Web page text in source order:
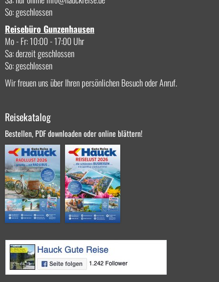
So: geschlossen
Reisebüro Gunzenhausen
Mo - Fr: 10:00 - 17:00 Uhr
Sa: derzeit geschlossen
So: geschlossen
Wir freuen uns über Ihren persönlichen Besuch oder Anruf.
Reisekatalog
Bestellen, PDF downloaden oder online blättern!